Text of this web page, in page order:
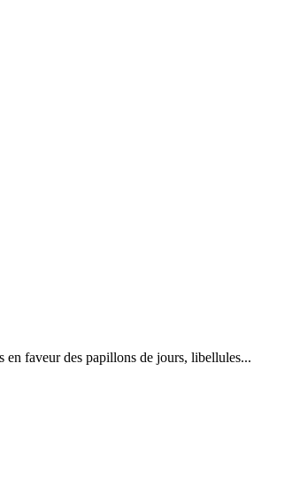
faveur des papillons de jours, libellules...